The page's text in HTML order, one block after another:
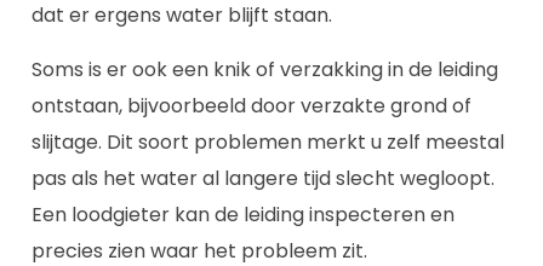
dat er ergens water blijft staan.
Soms is er ook een knik of verzakking in de leiding
ontstaan, bijvoorbeeld door verzakte grond of
slijtage. Dit soort problemen merkt u zelf meestal
pas als het water al langere tijd slecht wegloopt.
Een loodgieter kan de leiding inspecteren en
precies zien waar het probleem zit.